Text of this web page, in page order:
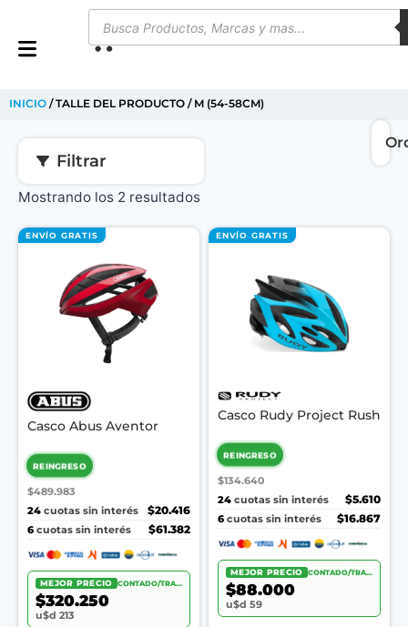
INICIO / TALLE DEL PRODUCTO / M (54-58CM)
Filtrar
Mostrando los 2 resultados
ENVÍO GRATIS
Casco Abus Aventor
REINGRESO
$489.983
24 cuotas sin interés
$20.416
6 cuotas sin interés $61.382
MEJOR PRECIO CONTADO/TRANSF.
$320.250
u$d 213
ENVÍO GRATIS
Casco Rudy Project Rush
REINGRESO
$134.640
24 cuotas sin interés
$5.610
6 cuotas sin interés $16.867
MEJOR PRECIO CONTADO/TRANSF.
$88.000
u$d 59